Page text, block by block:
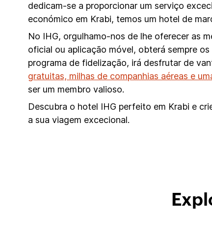
dedicam-se a proporcionar um serviço
económico em Krabi, temos um hotel de
No IHG, orgulhamo-nos de lhe oferecer as
oficial ou aplicação móvel, obterá sempre
programa de fidelização, irá desfrutar de
gratuitas, milhas de companhias aéreas e
ser um membro valioso.
Descubra o hotel IHG perfeito em Krabi e
a sua viagem excecional.